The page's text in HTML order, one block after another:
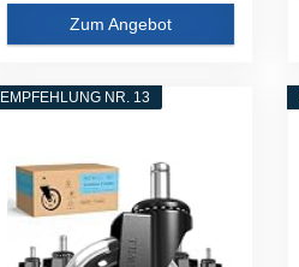
Zum Angebot
EMPFEHLUNG NR. 13